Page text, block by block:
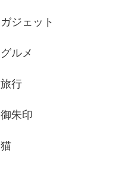
ガジェット
グルメ
旅行
御朱印
猫